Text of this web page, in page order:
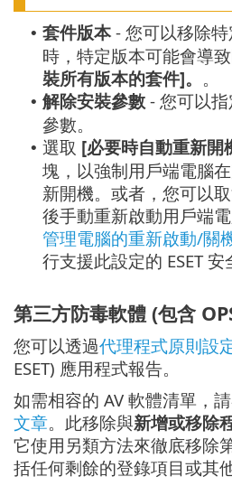
• 套件版本 - 您可以移除
時，特定版本可能會導
裝所有版本的套件]。 。
• 解除安裝參數 - 您可以
參數。
• 選取 [必要時自動重新開
塊，以強制用戶端電腦
新開機。或者，您可以
後手動重新啟動用戶端
管理電腦的重新啟動/關
行支援此設定的 ESET 安
第三方防毒軟體 (包含
您可以透過代理程式原則設
ESET) 應用程式報告。
如需相容的 AV 軟體清單，
文章。此移除與新增或移除
它使用另類方法來徹底移除
括任何剩餘的登錄項目或其